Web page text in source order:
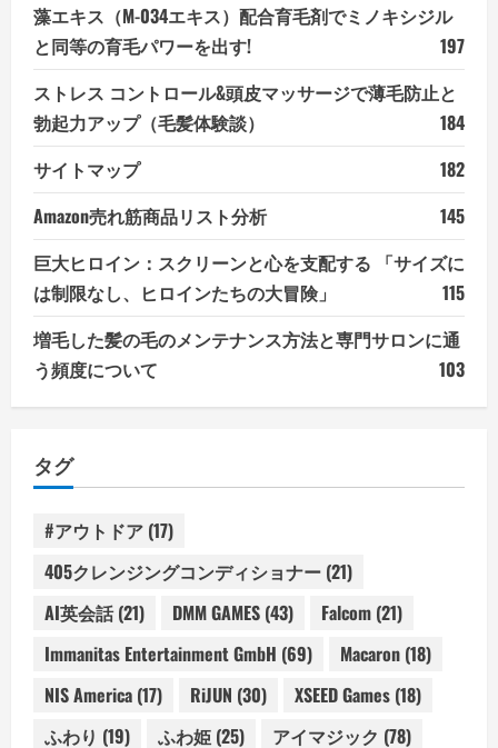
藻エキス（M-034エキス）配合育毛剤でミノキシジル
と同等の育毛パワーを出す!
197
ストレス コントロール&頭皮マッサージで薄毛防止と
勃起力アップ（毛髪体験談）
184
サイトマップ
182
Amazon売れ筋商品リスト分析
145
巨大ヒロイン：スクリーンと心を支配する 「サイズに
は制限なし、ヒロインたちの大冒険」
115
増毛した髪の毛のメンテナンス方法と専門サロンに通
う頻度について
103
タグ
#アウトドア (17)
405クレンジングコンディショナー (21)
AI英会話(21) DMM GAMES (43) Falcom (21)
Immanitas Entertainment GmbH (69) Macaron (18)
NIS America (17) RiJUN (30) XSEED Games (18)
ふわり (19) ふわ姫 (25) アイマジック (78)